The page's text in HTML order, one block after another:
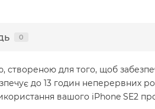
0
створеною для того, щоб
до 13 годин неперервних
вашого iPhone SE2